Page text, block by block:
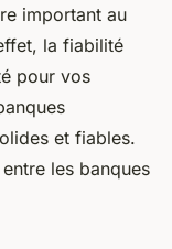
important au
la fiabilité
pour vos
et fiables.
les banques